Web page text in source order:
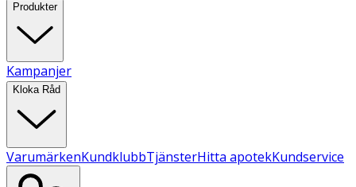
Produkter
Kampanjer
Kloka Råd
VarumärkenKundklubbTjänsterHitta apotekKundservice